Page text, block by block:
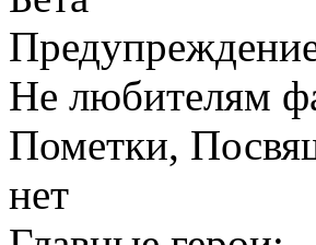
Не любителям
Пометки,
нет